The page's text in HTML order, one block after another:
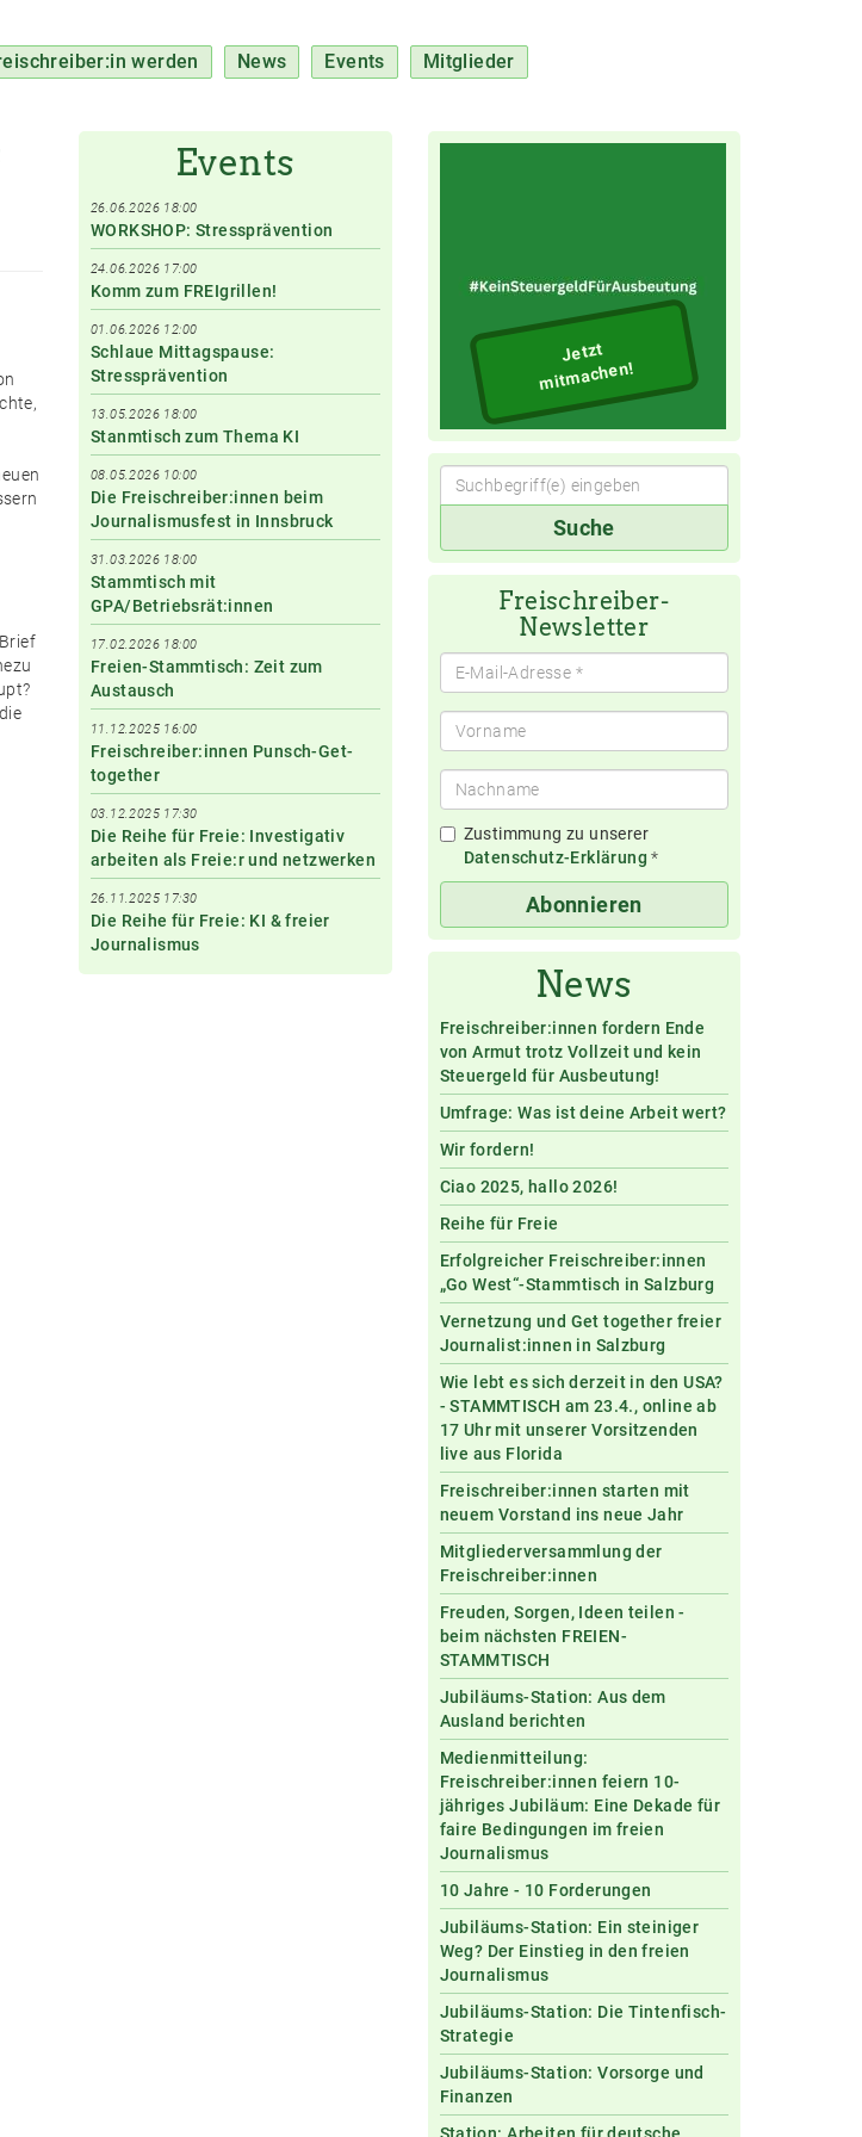
werden News Events Mitglieder
Events
26.06.2026 18:00
WORKSHOP: Stressprävention
24.06.2026 17:00
Komm zum FREIgrillen!
01.06.2026 12:00
Schlaue Mittagspause:
Stressprävention
13.05.2026 18:00
Stanmtisch zum Thema KI
08.05.2026 10:00
Die Freischreiber:innen beim
Journalismusfest in Innsbruck
31.03.2026 18:00
Stammtisch mit
GPA/Betriebsrät:innen
17.02.2026 18:00
Freien-Stammtisch: Zeit zum
Austausch
11.12.2025 16:00
Freischreiber:innen Punsch-Get-
together
03.12.2025 17:30
Die Reihe für Freie: Investigativ
arbeiten als Freie:r und netzwerken
26.11.2025 17:30
Die Reihe für Freie: KI & freier
Journalismus
Jetzt
mitmachen!
Suchbegriff(e)Suche
Freischreiber-
Newsletter
Zustimmung zu unserer
Datenschutz-Erklärung *
Abonnieren
News
Freischreiber:innen fordern Ende
von Armut trotz Vollzeit und kein
Steuergeld für Ausbeutung!
Umfrage: Was ist deine Arbeit wert?
Wir fordern!
Ciao 2025, hallo 2026!
Reihe für Freie
Erfolgreicher Freischreiber:innen
„Go West“-Stammtisch in Salzburg
Vernetzung und Get together freier
Journalist:innen in Salzburg
Wie lebt es sich derzeit in den USA?
- STAMMTISCH am 23.4., online ab
17 Uhr mit unserer Vorsitzenden
live aus Florida
Freischreiber:innen starten mit
neuem Vorstand ins neue Jahr
Mitgliederversammlung der
Freischreiber:innen
Freuden, Sorgen, Ideen teilen -
beim nächsten FREIEN-
STAMMTISCH
Jubiläums-Station: Aus dem
Ausland berichten
Medienmitteilung:
Freischreiber:innen feiern 10-
jähriges Jubiläum: Eine Dekade für
faire Bedingungen im freien
Journalismus
10 Jahre - 10 Forderungen
Jubiläums-Station: Ein steiniger
Weg? Der Einstieg in den freien
Journalismus
Jubiläums-Station: Die Tintenfisch-
Strategie
Jubiläums-Station: Vorsorge und
Finanzen